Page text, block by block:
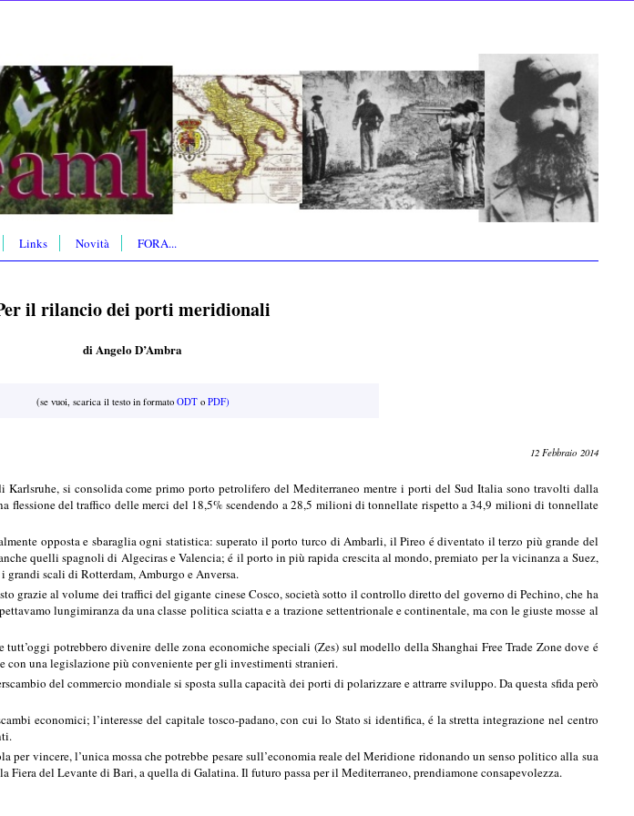
Links Novità FORA...
il rilancio dei porti meridionali
di Angelo D’Ambra
(se vuoi, scarica il testo in formato ODTo PDF)
12 Febbraio 2014
Karlsruhe, si consolida come primo porto petrolifero del Mediterraneo mentre i porti del Sud Italia sono travolti dalla
flessione del traffico delle merci del 18,5% scendendo a 28,5 milioni di tonnellate rispetto a 34,9 milioni di tonnellate
opposta e sbaraglia ogni statistica: superato il porto turco di Ambarli, il Pireo é diventato il terzo più grande del
quelli spagnoli di Algeciras e Valencia; é il porto in più rapida crescita al mondo, premiato per la vicinanza a Suez,
scali di Rotterdam, Amburgo e Anversa.
grazie al volume dei traffici del gigante cinese Cosco, società sotto il controllo diretto del governo di Pechino, che ha
lungimiranza da una classe politica sciatta e a trazione settentrionale e continentale, ma con le giuste mosse al
potrebbero divenire delle zona economiche speciali (Zes) sul modello della Shanghai Free Trade Zone dove é
con una legislazione più conveniente per gli investimenti stranieri.
del commercio mondiale si sposta sulla capacità dei porti di polarizzare e attrarre sviluppo. Da questa sfida però
economici; l’interesse del capitale tosco-padano, con cui lo Stato si identifica, é la stretta integrazione nel centro
per vincere, l’unica mossa che potrebbe pesare sull’economia reale del Meridione ridonando un senso politico alla sua
del Levante di Bari, a quella di Galatina. Il futuro passa per il Mediterraneo, prendiamone consapevolezza.